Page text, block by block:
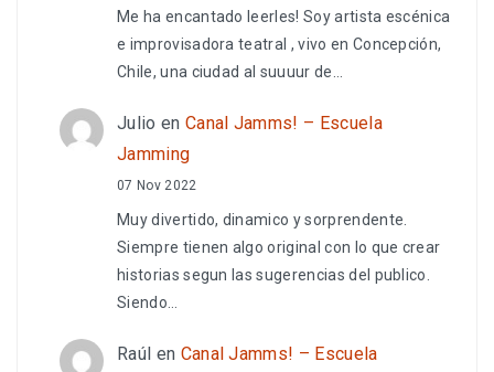
Me ha encantado leerles! Soy artista escénica
e improvisadora teatral , vivo en Concepción,
Chile, una ciudad al suuuur de…
Julio en Canal Jamms! – Escuela
Jamming
07 Nov 2022
Muy divertido, dinamico y sorprendente.
Siempre tienen algo original con lo que crear
historias segun las sugerencias del publico.
Siendo…
Raúl en Canal Jamms! – Escuela